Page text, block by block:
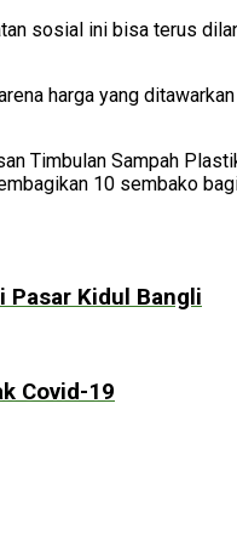
sosial ini bisa terus
harga yang
Timbulan Sampah
10 sembako
Pasar Kidul Bangli
Covid-19